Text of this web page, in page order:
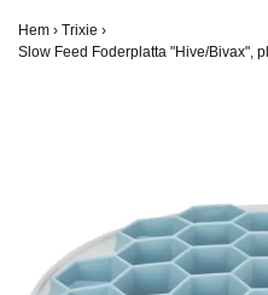
Hem › Trixie ›
Slow Feed Foderplatta "Hive/Bivax",